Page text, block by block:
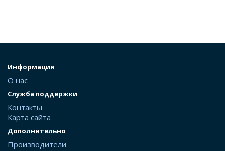
Информация
О нас
Служба поддержки
Контакты
Карта сайта
Дополнительно
Производители